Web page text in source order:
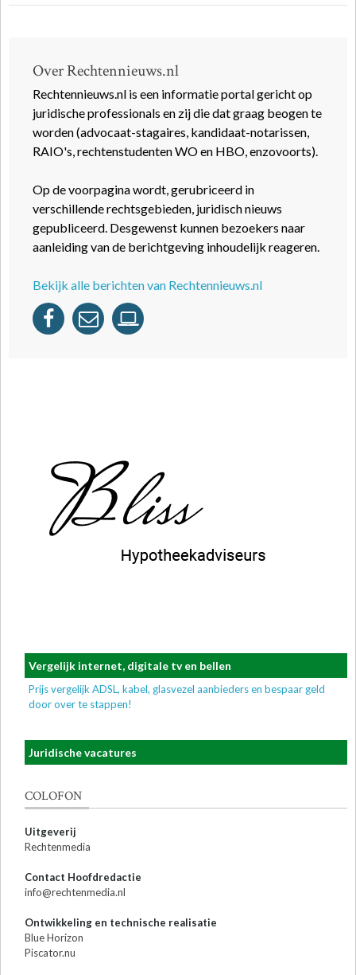
Over Rechtennieuws.nl
Rechtennieuws.nl is een informatie portal gericht op
juridische professionals en zij die dat graag beogen te
worden (advocaat-stagaires, kandidaat-notarissen,
RAIO's, rechtenstudenten WO en HBO, enzovoorts).
Op de voorpagina wordt, gerubriceerd in
verschillende rechtsgebieden, juridisch nieuws
gepubliceerd. Desgewenst kunnen bezoekers naar
aanleiding van de berichtgeving inhoudelijk reageren.
Bekijk alle berichten van Rechtennieuws.nl
Vergelijk internet, digitale tv en bellen
Prijs vergelijk ADSL, kabel, glasvezel aanbieders en bespaar geld
door over te stappen!
Juridische vacatures
COLOFON
Uitgeverij
Rechtenmedia
Contact Hoofdredactie
info@rechtenmedia.nl
Ontwikkeling en technische realisatie
Blue Horizon
Piscator.nu